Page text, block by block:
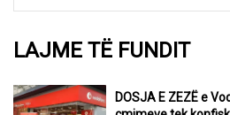
LAJME TË FUNDIT
DOSJA E ZEZË e